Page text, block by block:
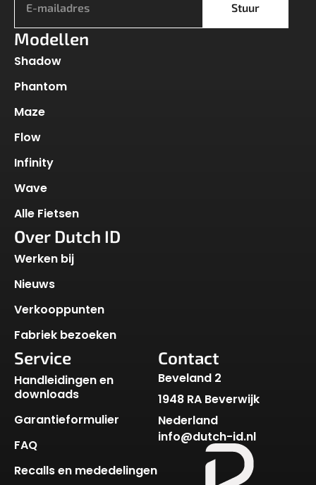
Stuur
Modellen
Shadow
Phantom
Maze
Flow
Infinity
Wave
Alle Fietsen
Over Dutch ID
Werken bij
Nieuws
Verkooppunten
Fabriek bezoeken
Service
Handleidingen en
downloads
Garantieformulier
FAQ
Recalls en mededelingen
Contact
Beveland 2
1948 RA Beverwijk
Nederland
info@dutch-id.nl